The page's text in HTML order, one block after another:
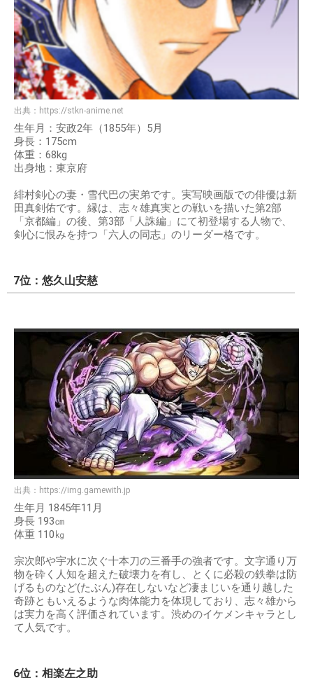
出典： https://stkn-anime.net
生年月：安政2年（1855年）5月
身長：175cm
体重：68kg
出身地：東京府
緋村剣心の妻・雪代巴の実弟です。実写映画版での俳優は新
田真剣佑です。縁は、志々雄真実との戦いを描いた第2部
「京都編」の後、第3部「人誅編」にて初登場する人物で、
剣心に恨みを持つ「六人の同志」のリーダー格です。
7位：悠久山安慈
出典： https://img.gamewith.jp
生年月 1845年11月
身長 193㎝
体重 110㎏
宗次郎や宇水に次ぐ十本刀の三番手の強者です。文字通り万
物を砕く人知を超えた破壊力を有し、とくに必殺の鉄拳は防
げるものなど(たぶん)存在しないなど凄まじいを通り越した
奇跡ともいえるような肉体能力を体現しており、志々雄から
は実力を高く評価されています。渋めのイケメンキャラとし
て人気です。
6位：相楽左之助